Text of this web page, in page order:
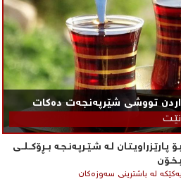
تووشی شێرپه‌نجه‌ت ده‌كات
بـۆ پـارێـزراویـتـان لـه‌ شـێـرپـه‌نـجـه‌ بــڕۆكــلــی‌
بـخـۆن
له‌ باشترینی‌ سه‌وزه‌كان